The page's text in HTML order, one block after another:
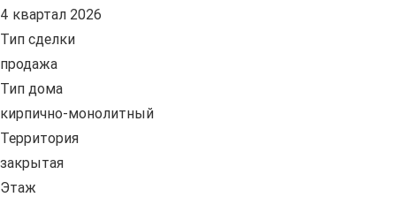
4 квартал 2026
Тип сделки
продажа
Тип дома
кирпично-монолитный
Территория
закрытая
Этаж